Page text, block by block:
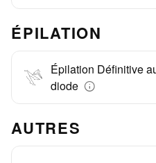
ÉPILATION
Épilation Définitive
diode
AUTRES